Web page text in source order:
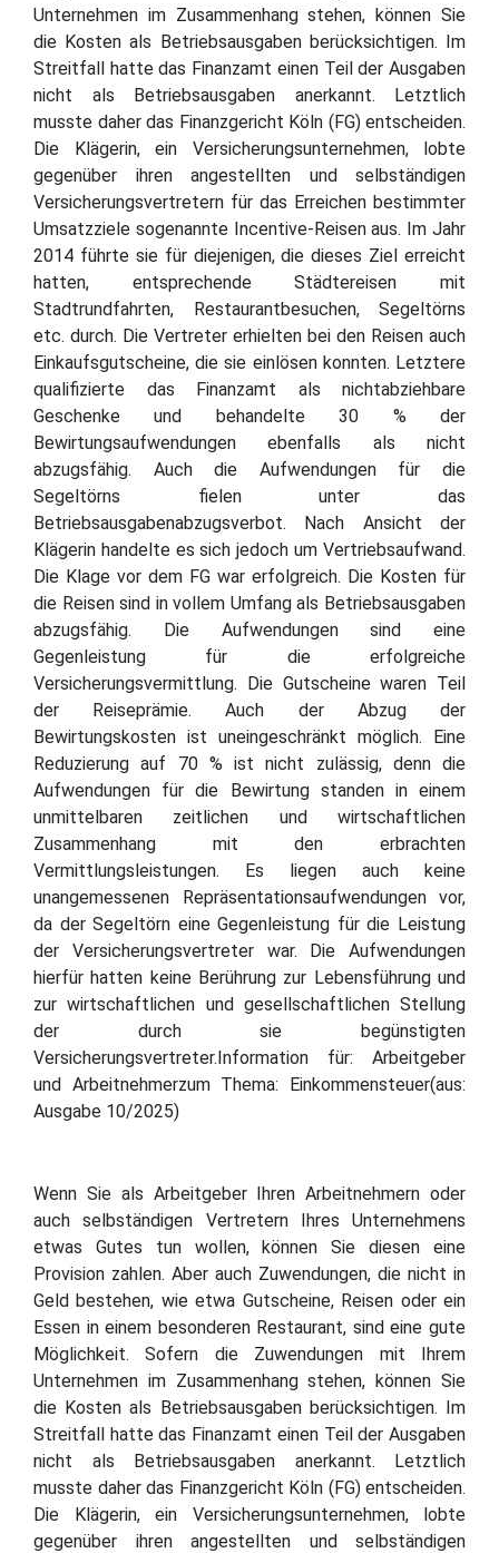
Unternehmen im Zusammenhang stehen, können Sie
die Kosten als Betriebsausgaben berücksichtigen. Im
Streitfall hatte das Finanzamt einen Teil der Ausgaben
nicht als Betriebsausgaben anerkannt. Letztlich
musste daher das Finanzgericht Köln (FG) entscheiden.
Die Klägerin, ein Versicherungsunternehmen, lobte
gegenüber ihren angestellten und selbständigen
Versicherungsvertretern für das Erreichen bestimmter
Umsatzziele sogenannte Incentive-Reisen aus. Im Jahr
2014 führte sie für diejenigen, die dieses Ziel erreicht
hatten, entsprechende Städtereisen mit
Stadtrundfahrten, Restaurantbesuchen, Segeltörns
etc. durch. Die Vertreter erhielten bei den Reisen auch
Einkaufsgutscheine, die sie einlösen konnten. Letztere
qualifizierte das Finanzamt als nichtabziehbare
Geschenke und behandelte 30 % der
Bewirtungsaufwendungen ebenfalls als nicht
abzugsfähig. Auch die Aufwendungen für die
Segeltörns fielen unter das
Betriebsausgabenabzugsverbot. Nach Ansicht der
Klägerin handelte es sich jedoch um Vertriebsaufwand.
Die Klage vor dem FG war erfolgreich. Die Kosten für
die Reisen sind in vollem Umfang als Betriebsausgaben
abzugsfähig. Die Aufwendungen sind eine
Gegenleistung für die erfolgreiche
Versicherungsvermittlung. Die Gutscheine waren Teil
der Reiseprämie. Auch der Abzug der
Bewirtungskosten ist uneingeschränkt möglich. Eine
Reduzierung auf 70 % ist nicht zulässig, denn die
Aufwendungen für die Bewirtung standen in einem
unmittelbaren zeitlichen und wirtschaftlichen
Zusammenhang mit den erbrachten
Vermittlungsleistungen. Es liegen auch keine
unangemessenen Repräsentationsaufwendungen vor,
da der Segeltörn eine Gegenleistung für die Leistung
der Versicherungsvertreter war. Die Aufwendungen
hierfür hatten keine Berührung zur Lebensführung und
zur wirtschaftlichen und gesellschaftlichen Stellung
der durch sie begünstigten
Versicherungsvertreter.Information für: Arbeitgeber
und Arbeitnehmerzum Thema: Einkommensteuer(aus:
Ausgabe 10/2025)
Wenn Sie als Arbeitgeber Ihren Arbeitnehmern oder
auch selbständigen Vertretern Ihres Unternehmens
etwas Gutes tun wollen, können Sie diesen eine
Provision zahlen. Aber auch Zuwendungen, die nicht in
Geld bestehen, wie etwa Gutscheine, Reisen oder ein
Essen in einem besonderen Restaurant, sind eine gute
Möglichkeit. Sofern die Zuwendungen mit Ihrem
Unternehmen im Zusammenhang stehen, können Sie
die Kosten als Betriebsausgaben berücksichtigen. Im
Streitfall hatte das Finanzamt einen Teil der Ausgaben
nicht als Betriebsausgaben anerkannt. Letztlich
musste daher das Finanzgericht Köln (FG) entscheiden.
Die Klägerin, ein Versicherungsunternehmen, lobte
gegenüber ihren angestellten und selbständigen